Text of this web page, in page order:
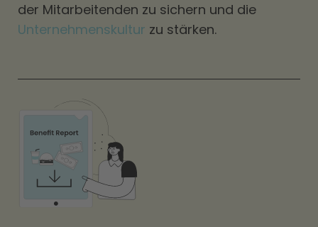
der Mitarbeitenden zu sichern und die
Unternehmenskultur zu stärken.